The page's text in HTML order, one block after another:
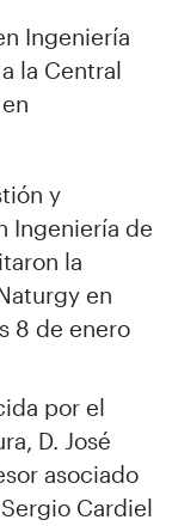
Ingeniería
la Central
y
Ingeniería de
la
en
8 de enero
por el
D. José
asociado
Cardiel